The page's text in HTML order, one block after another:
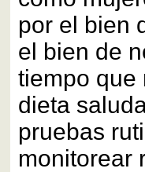
por el bien
el bien de
tiempo que
dieta
pruebas
monitorear